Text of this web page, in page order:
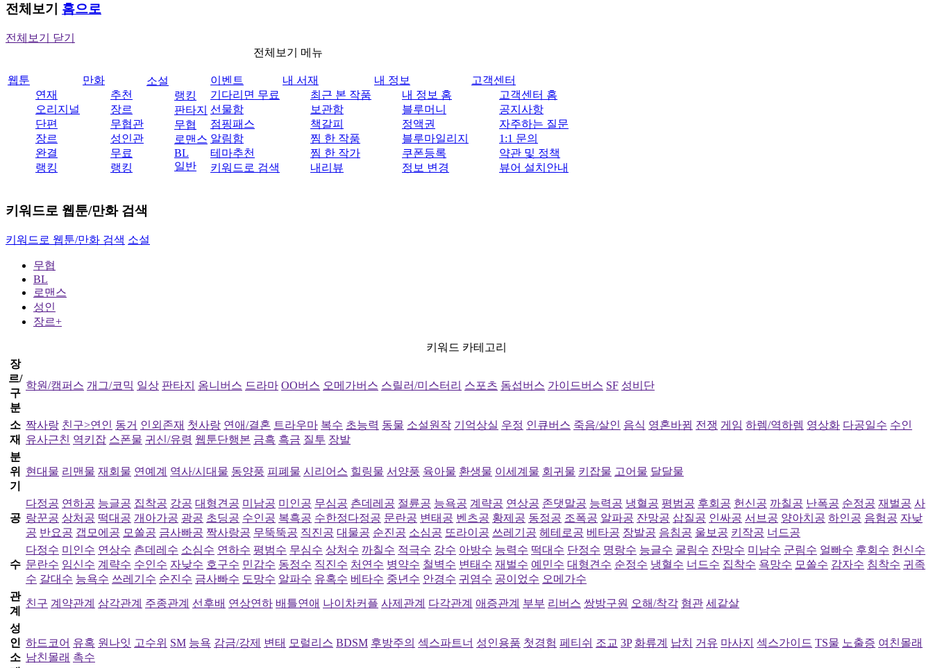
전체보기 홈으로
전체보기 닫기
전체보기 메뉴
웹툰
연재
오리지널
단편
장르
완결
랭킹
만화
추천
장르
무협관
성인관
무료
랭킹
소설
랭킹
판타지
무협
로맨스
BL
일반
이벤트
기다리면 무료
선물함
점핑패스
알림함
테마추천
키워드로 검색
내 서재
최근 본 작품
보관함
책갈피
찜 한 작품
찜 한 작가
내리뷰
내 정보
내 정보 홈
블루머니
정액권
블루마일리지
쿠폰등록
정보 변경
고객센터
고객센터 홈
공지사항
자주하는 질문
1:1 문의
약관 및 정책
뷰어 설치안내
키워드로 웹툰/만화 검색
키워드로 웹툰/만화 검색 소설
무협
BL
로맨스
성인
장르+
키워드 카테고리
장
르/
구
분
학원/캠퍼스 개그/코믹 일상 판타지 옴니버스 드라마 OO버스 오메가버스 스릴러/미스터리 스포츠 돔섭버스 가이드버스 SF 성비단
소
재
짝사랑 친구>연인 동거 인외존재 첫사랑 연애/결혼 트라우마 복수 초능력 동물 소설원작 기억상실 우정 인큐버스 죽음/살인 음식 영혼바뀜 전쟁 게임 하렘/역하렘 영상화 다공일수 수인
유사근친 역키잡 스폰물 귀신/유령 웹툰단행본 금흑 흑금 질투 장발
분
위
기
현대물 리맨물 재회물 연예계 역사/시대물 동양풍 피폐물 시리어스 힐링물 서양풍 육아물 환생물 이세계물 회귀물 키잡물 고어물 달달물
공
다정공 연하공 능글공 집착공 강공 대형견공 미남공 미인공 무심공 츤데레공 절륜공 능욕공 계략공 연상공 존댓말공 능력공 냉혈공 평범공 후회공 헌신공 까칠공 난폭공 순정공 재벌공 사
랑꾼공 상처공 떡대공 개아가공 광공 초딩공 수인공 복흑공 수한정다정공 문란공 변태공 벤츠공 황제공 동정공 조폭공 알파공 잔망공 삽질공 인싸공 서브공 양아치공 하인공 음험공 자낮
공 반요공 갭모에공 모쏠공 금사빠공 짝사랑공 무뚝뚝공 직진공 대물공 순진공 소심공 또라이공 쓰레기공 헤테로공 베타공 장발공 음침공 울보공 키작공 너드공
수
다정수 미인수 연상수 츤데레수 소심수 연하수 평범수 무심수 상처수 까칠수 적극수 강수 아방수 능력수 떡대수 단정수 명랑수 능글수 굴림수 잔망수 미남수 군림수 얼빠수 후회수 헌신수
문란수 임신수 계략수 수인수 자낮수 호구수 민감수 동정수 직진수 처연수 병약수 철벽수 변태수 재벌수 예민수 대형견수 순정수 냉혈수 너드수 집착수 욕망수 모쏠수 감자수 침착수 귀족
수 갈대수 능욕수 쓰레기수 순진수 금사빠수 도망수 알파수 유혹수 베타수 중년수 안경수 귀염수 공이었수 오메가수
관
계
친구 계약관계 삼각관계 주종관계 선후배 연상연하 배틀연애 나이차커플 사제관계 다각관계 애증관계 부부 리버스 쌍방구원 오해/착각 혐관 세같살
성
인
소
하드코어 유혹 원나잇 고수위 SM 능욕 감금/강제 변태 모럴리스 BDSM 후방주의 섹스파트너 성인용품 첫경험 페티쉬 조교 3P 화류계 납치 거유 마사지 섹스가이드 TS물 노출증 여친몰래
남친몰래 촉수